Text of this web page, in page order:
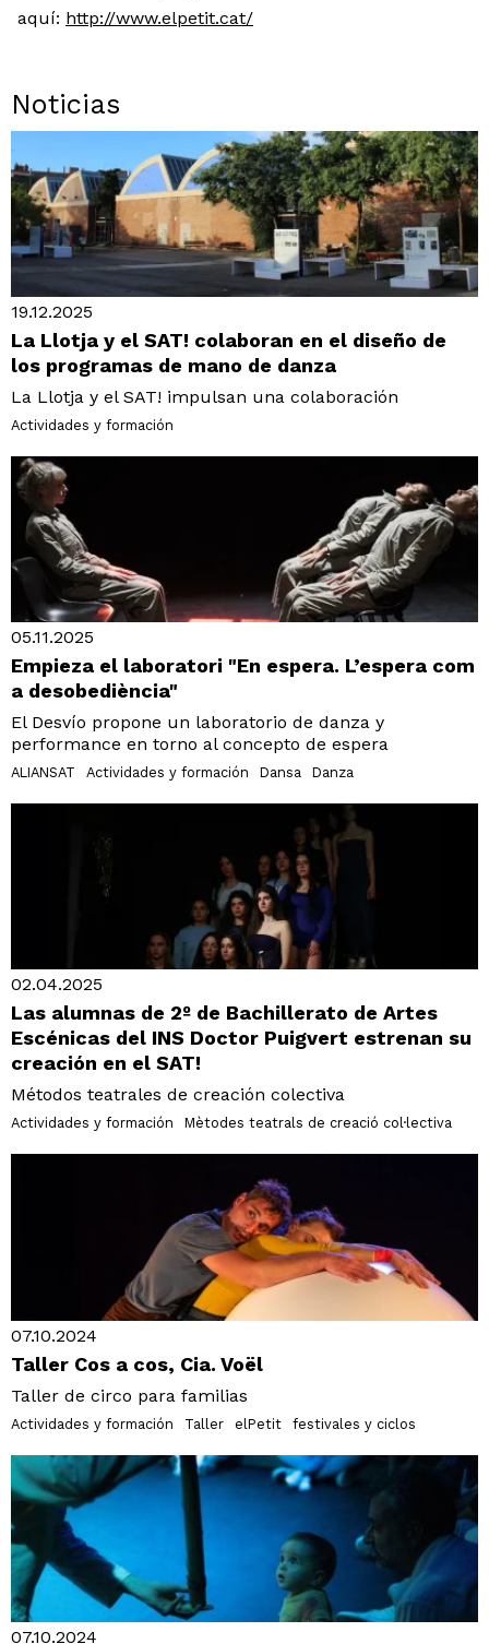
aquí: http://www.elpetit.cat/
Noticias
19.12.2025
La Llotja y el SAT! colaboran en el diseño de
los programas de mano de danza
La Llotja y el SAT! impulsan una colaboración
Actividades y formación
05.11.2025
Empieza el laboratori "En espera. L’espera com
a desobediència"
El Desvío propone un laboratorio de danza y
performance en torno al concepto de espera
ALIANSAT Actividades y formación Dansa Danza
02.04.2025
Las alumnas de 2º de Bachillerato de Artes
Escénicas del INS Doctor Puigvert estrenan su
creación en el SAT!
Métodos teatrales de creación colectiva
Actividades y formación Mètodes teatrals de creació col·lectiva
07.10.2024
Taller Cos a cos, Cia. Voël
Taller de circo para familias
Actividades y formación Taller elPetit festivales y ciclos
07.10.2024